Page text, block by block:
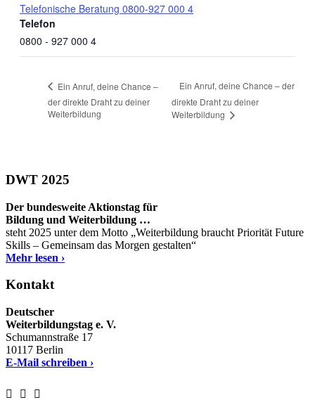
Telefonische Beratung 0800-927 000 4
Telefon
0800 - 927 000 4
Ein Anruf, deine Chance –
der direkte Draht zu deiner
Weiterbildung
Ein Anruf, deine Chance – der
direkte Draht zu deiner
Weiterbildung
DWT 2025
Der bundesweite Aktionstag für
Bildung und Weiterbildung …
steht 2025 unter dem Motto „Weiterbildung braucht Priorität Future
Skills – Gemeinsam das Morgen gestalten“
Mehr lesen ›
Kontakt
Deutscher
Weiterbildungstag e. V.
Schumannstraße 17
10117 Berlin
E-Mail schreiben ›